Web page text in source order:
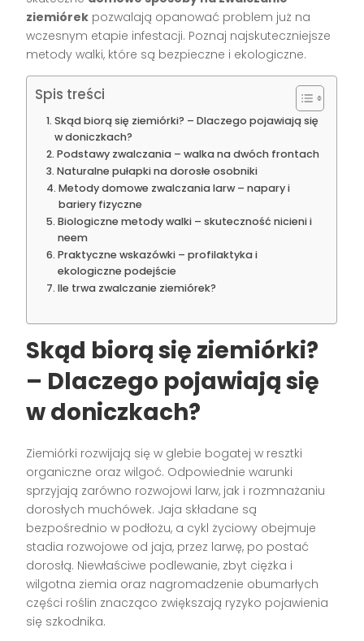
ziemiórek pozwalają opanować problem już na
wczesnym etapie infestacji. Poznaj najskuteczniejsze
metody walki, które są bezpieczne i ekologiczne.
Spis treści
Skąd biorą się ziemiórki? – Dlaczego pojawiają się
w doniczkach?
Podstawy zwalczania – walka na dwóch frontach
Naturalne pułapki na dorosłe osobniki
Metody domowe zwalczania larw – napary i
bariery fizyczne
Biologiczne metody walki – skuteczność nicieni i
neem
Praktyczne wskazówki – profilaktyka i
ekologiczne podejście
Ile trwa zwalczanie ziemiórek?
Skąd biorą się ziemiórki?
– Dlaczego pojawiają się
w doniczkach?
Ziemiórki rozwijają się w glebie bogatej w resztki
organiczne oraz wilgoć. Odpowiednie warunki
sprzyjają zarówno rozwojowi larw, jak i rozmnażaniu
dorosłych muchówek. Jaja składane są
bezpośrednio w podłożu, a cykl życiowy obejmuje
stadia rozwojowe od jaja, przez larwę, po postać
dorosłą. Niewłaściwe podlewanie, zbyt ciężka i
wilgotna ziemia oraz nagromadzenie obumarłych
części roślin znacząco zwiększają ryzyko pojawienia
się szkodnika.